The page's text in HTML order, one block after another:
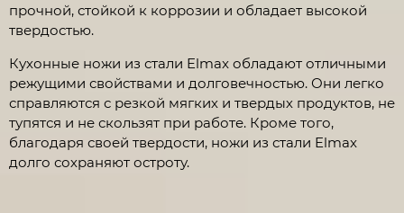
прочной, стойкой к коррозии и обладает высокой
твердостью.
Кухонные ножи из стали Elmax обладают отличными
режущими свойствами и долговечностью. Они легко
справляются с резкой мягких и твердых продуктов, не
тупятся и не скользят при работе. Кроме того,
благодаря своей твердости, ножи из стали Elmax
долго сохраняют остроту.